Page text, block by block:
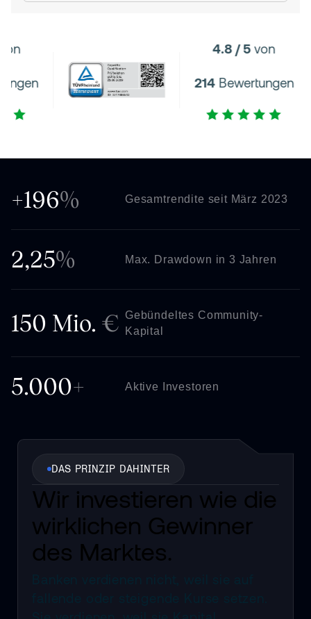
4.8 / 5
Bewertungen
4.8 / 5
214
+196% Gesamtrendite seit März 2023
2,25% Max. Drawdown in 3 Jahren
150 Mio. € Gebündeltes Community-
Kapital
5.000+ Aktive Investoren
DAS PRINZIP DAHINTER
Wir investieren wie die
wirklichen Gewinner
des Marktes.